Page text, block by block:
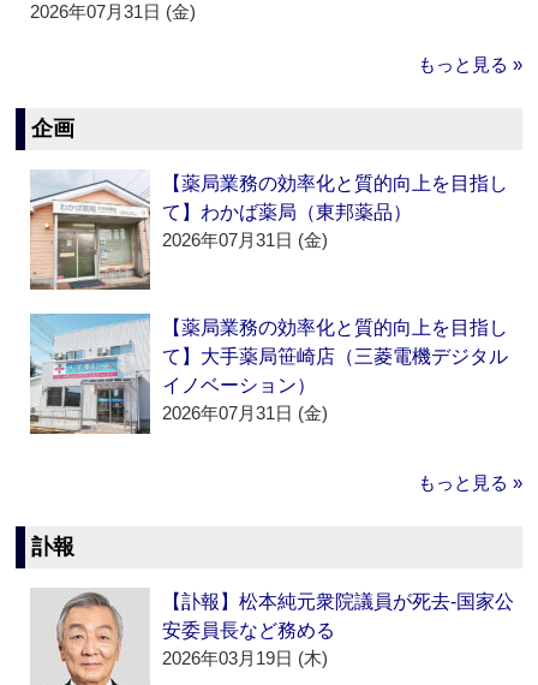
2026年07月31日 (金)
もっと見る »
企画
【薬局業務の効率化と質的向上を目指し
て】わかば薬局（東邦薬品）
2026年07月31日 (金)
【薬局業務の効率化と質的向上を目指し
て】大手薬局笹崎店（三菱電機デジタル
イノベーション）
2026年07月31日 (金)
もっと見る »
訃報
【訃報】松本純元衆院議員が死去‐国家公
安委員長など務める
2026年03月19日 (木)